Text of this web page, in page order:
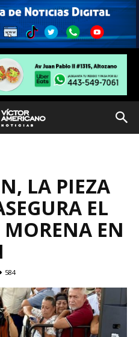
LA PIEZA
EL
EN
584